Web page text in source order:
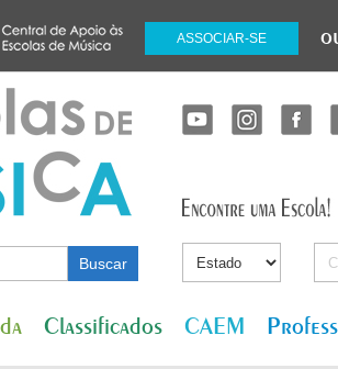
ASSOCIAR-SE
Classificados CAEM